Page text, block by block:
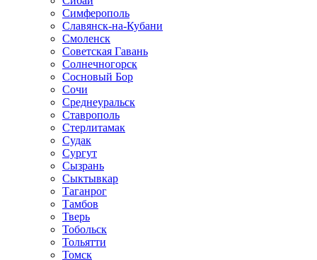
Симферополь
Славянск-на-Кубани
Смоленск
Советская Гавань
Солнечногорск
Сосновый Бор
Сочи
Среднеуральск
Ставрополь
Стерлитамак
Судак
Сургут
Сызрань
Сыктывкар
Таганрог
Тамбов
Тверь
Тобольск
Тольятти
Томск